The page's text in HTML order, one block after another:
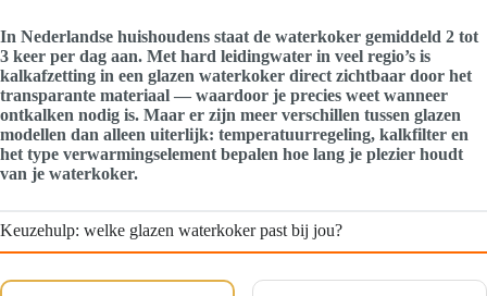
In Nederlandse huishoudens staat de waterkoker gemiddeld 2 tot
3 keer per dag aan. Met hard leidingwater in veel regio’s is
kalkafzetting in een glazen waterkoker direct zichtbaar door het
transparante materiaal — waardoor je precies weet wanneer
ontkalken nodig is. Maar er zijn meer verschillen tussen glazen
modellen dan alleen uiterlijk: temperatuurregeling, kalkfilter en
het type verwarmingselement bepalen hoe lang je plezier houdt
van je waterkoker.
Keuzehulp: welke glazen waterkoker past bij jou?